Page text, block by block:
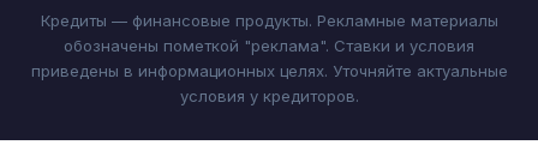
Кредиты — финансовые продукты. Рекламные материалы
обозначены пометкой "реклама". Ставки и условия
приведены в информационных целях. Уточняйте актуальные
условия у кредиторов.